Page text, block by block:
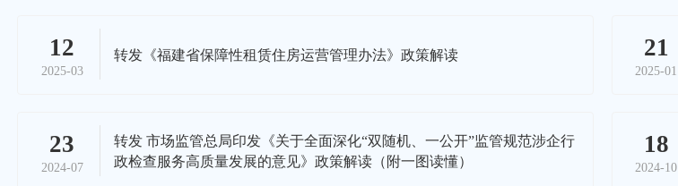
12
2025-03
转发《福建省保障性租赁住房运营管理办法》政策解读 21
2025-01
23
2024-07
转发 市场监管总局印发《关于全面深化“双随机、一公开”监管规范涉企行
政检查服务高质量发展的意见》政策解读（附一图读懂）
18
2024-10